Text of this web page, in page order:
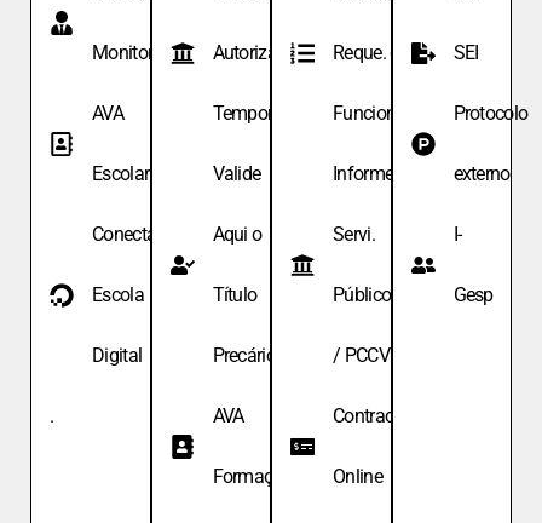
Monitor
AVA
Escolar
Conecta
Escola
Digital
.
Autoriza.
Temporária
Valide
Aqui o
Título
Precário
AVA
Formação
Reque. de
Funcionário
Informe
Servi.
Públicos
/ PCCV
Contracheque
Online
SEI
Protocolo
externo
I-
Gesp